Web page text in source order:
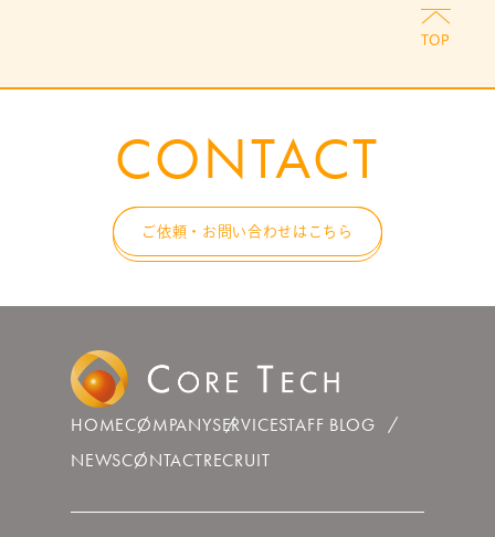
CONTACT
ご依頼・お問い合わせはこちら
HOMECOMPANYSERVICESTAFF BLOG
NEWSCONTACTRECRUIT